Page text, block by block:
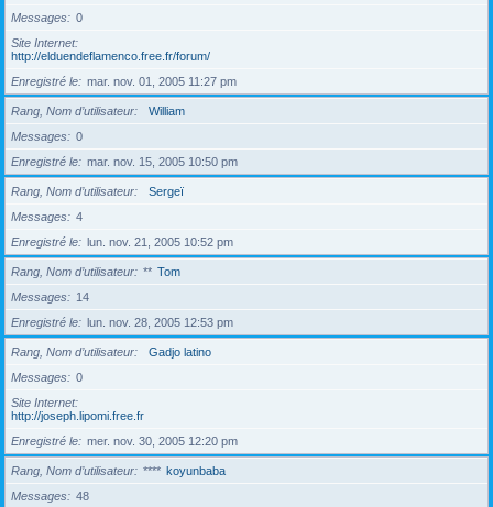
Messages
0
Site Internet
http://elduendeflamenco.free.fr/forum/
Enregistré le
mar. nov. 01, 2005 11:27 pm
Rang, Nom d’utilisateur
William
Messages
0
Enregistré le
mar. nov. 15, 2005 10:50 pm
Rang, Nom d’utilisateur
Sergeï
Messages
4
Enregistré le
lun. nov. 21, 2005 10:52 pm
Rang, Nom d’utilisateur ** Tom
Messages
14
Enregistré le
lun. nov. 28, 2005 12:53 pm
Rang, Nom d’utilisateur
Gadjo latino
Messages
0
Site Internet
http://joseph.lipomi.free.fr
Enregistré le
mer. nov. 30, 2005 12:20 pm
Rang, Nom d’utilisateur **** koyunbaba
Messages
48